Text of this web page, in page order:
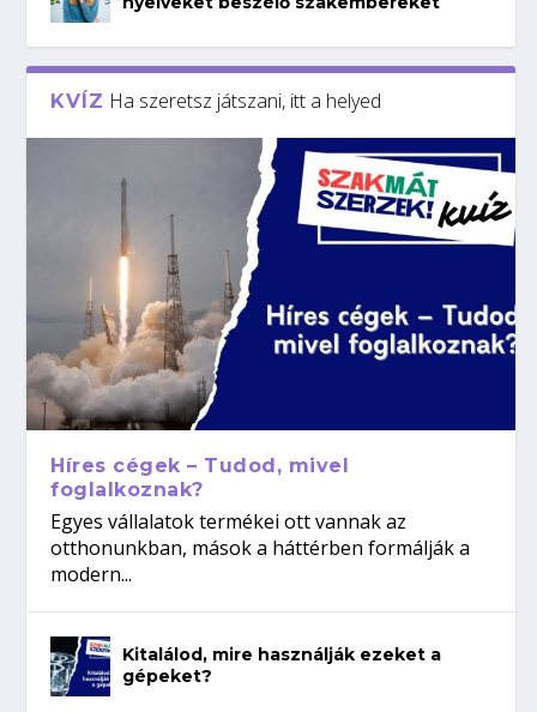
KVÍZ Ha szeretsz játszani, itt a helyed
Híres cégek – Tudod, mivel
foglalkoznak?
Egyes vállalatok termékei ott vannak az
otthonunkban, mások a háttérben formálják a
modern...
Kitalálod, mire használják ezeket a
gépeket?